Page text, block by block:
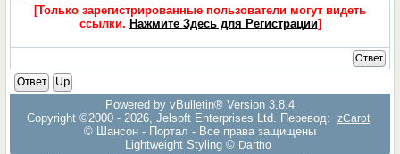
[Только зарегистрированные пользователи могут видеть
ссылки. Нажмите Здесь для Регистрации]
Ответ
Ответ
Up
Powered by vBulletin® Version 3.8.4
Copyright ©2000 - 2026, Jelsoft Enterprises Ltd. Перевод:
zCarot
© Шансон - Портал - Все права защищены
Lightweight Styling © Dartho